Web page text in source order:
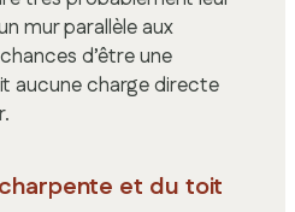
mur parallèle aux
d’être une
aucune charge directe
et du toit